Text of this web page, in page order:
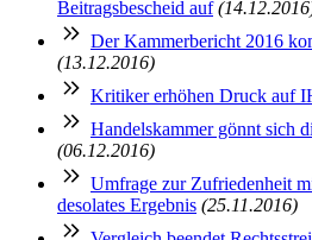
Beitragsbescheid auf
Der Kammerbericht 2016
(13.12.2016)
Kritiker erhöhen Druck auf
Handelskammer gönnt sich
(06.12.2016)
Umfrage zur Zufriedenheit
desolates Ergebnis (25.11.2016)